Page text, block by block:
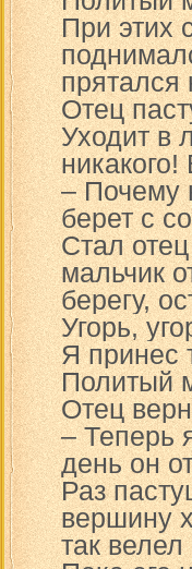
При этих
прятался
Отец
Уходит в
– Почему
берет с
Стал
мальчик
берегу,
Угорь,
Я принес
Политый
Отец
– Теперь
день он
Раз
вершину
так велел